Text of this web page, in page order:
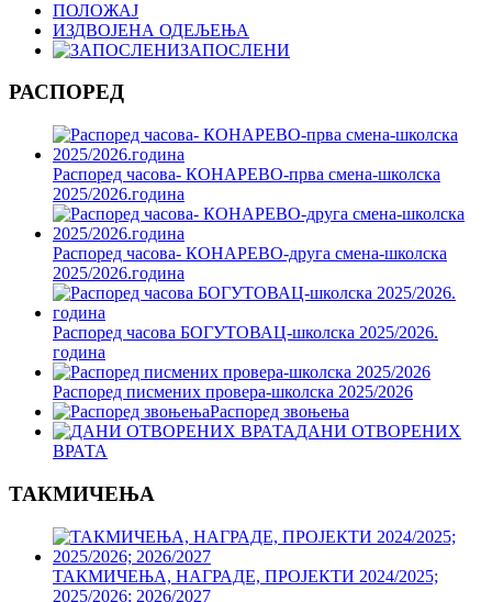
ПОЛОЖАЈ
ИЗДВОЈЕНА ОДЕЉЕЊА
ЗАПОСЛЕНИ
РАСПОРЕД
Распоред часова- КОНАРЕВО-прва смена-школска
2025/2026.година
Распоред часова- КОНАРЕВО-друга смена-школска
2025/2026.година
Распоред часова БОГУТОВАЦ-школска 2025/2026.
година
Распоред писмених провера-школска 2025/2026
Распоред звоњења
ДАНИ ОТВОРЕНИХ
ВРАТА
ТАКМИЧЕЊА
ТАКМИЧЕЊА, НАГРАДЕ, ПРОЈЕКТИ 2024/2025;
2025/2026; 2026/2027